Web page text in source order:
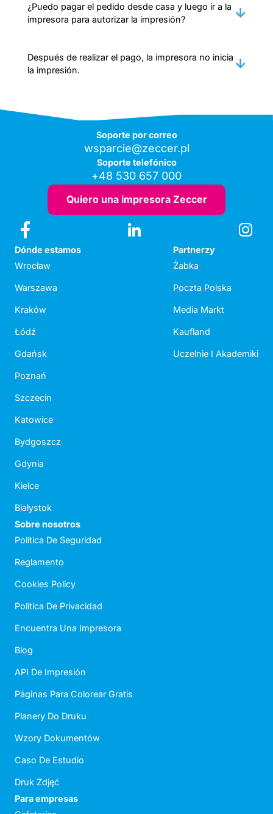
¿Puedo pagar el pedido desde casa y luego ir a la
impresora para autorizar la impresión?
Después de realizar el pago, la impresora no inicia
la impresión.
Soporte por correo
wsparcie@zeccer.pl
Soporte telefónico
+48 530 657 000
Quiero una impresora Zeccer
Dónde estamos
Wrocław
Warszawa
Kraków
Łódź
Gdańsk
Poznań
Szczecin
Katowice
Bydgoszcz
Gdynia
Kielce
Białystok
Partnerzy
Żabka
Poczta Polska
Media Markt
Kaufland
Uczelnie I Akademiki
Sobre nosotros
Política De Seguridad
Reglamento
Cookies Policy
Política De Privacidad
Encuentra Una Impresora
Blog
API De Impresión
Páginas Para Colorear Gratis
Planery Do Druku
Wzory Dokumentów
Caso De Estudio
Druk Zdjęć
Para empresas